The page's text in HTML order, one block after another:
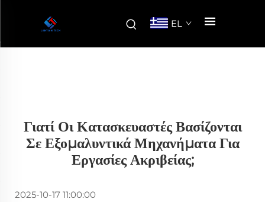
EL
Γιατί Οι Κατασκευαστές Βασίζονται
Σε Εξομαλυντικά Μηχανήματα Για
Εργασίες Ακριβείας;
2025-10-17 11:00:00